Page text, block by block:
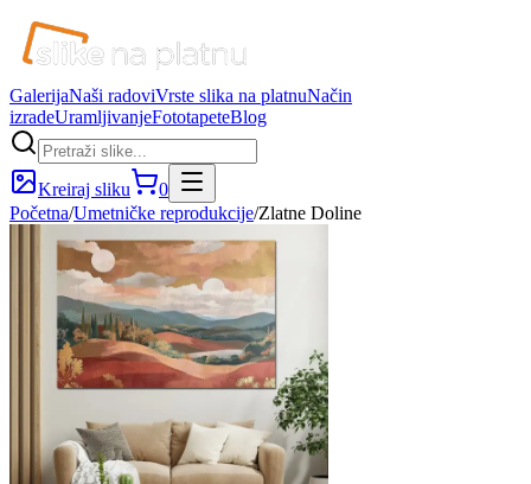
GalerijaNaši radoviVrste slika na platnuNačin
izradeUramljivanjeFototapeteBlog
Kreiraj sliku
0
Početna/Umetničke reprodukcije/Zlatne Doline